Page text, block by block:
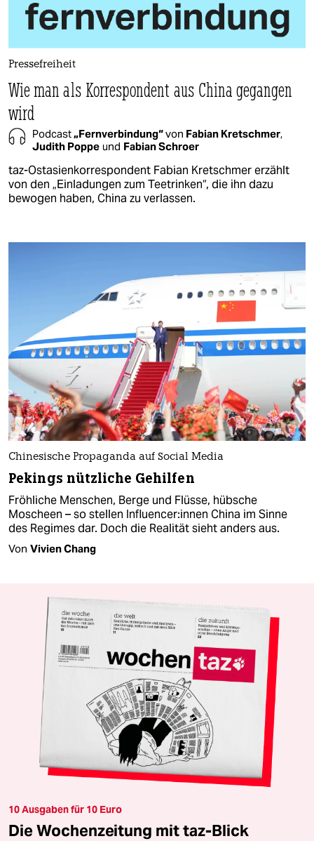
Pressefreiheit
Wie man als Korrespondent aus China gegangen
wird
Podcast„Fernverbindung“von Fabian Kretschmer,
Judith Poppe und Fabian Schroer
taz-Ostasienkorrespondent Fabian Kretschmer erzählt
von den „Einladungen zum Teetrinken“, die ihn dazu
bewogen haben, China zu verlassen.
Chinesische Propaganda auf Social Media
Pekings nützliche Gehilfen
Fröhliche Menschen, Berge und Flüsse, hübsche
Moscheen – so stellen In­flu­en­ce­r:in­nen China im Sinne
des Regimes dar. Doch die Realität sieht anders aus.
Von Vivien Chang
10 Ausgaben für 10 Euro
Die Wochenzeitung mit taz-Blick